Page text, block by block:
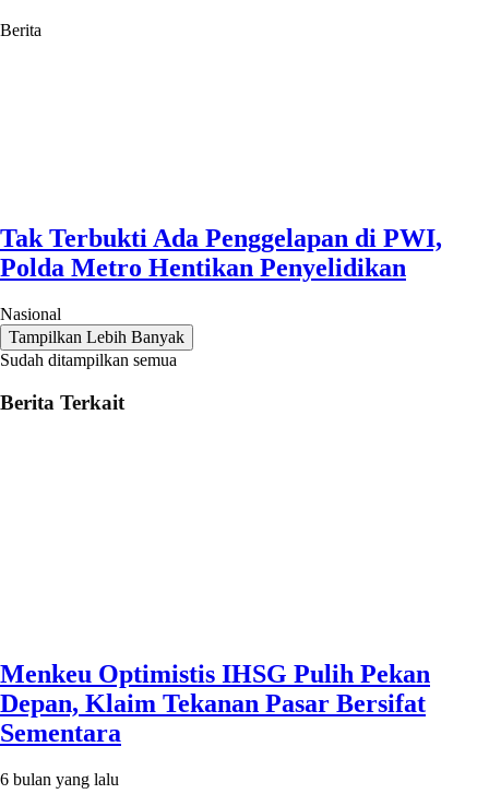
Berita
Tak Terbukti Ada Penggelapan di PWI,
Polda Metro Hentikan Penyelidikan
Nasional
Tampilkan Lebih Banyak
Sudah ditampilkan semua
Berita Terkait
Menkeu Optimistis IHSG Pulih Pekan
Depan, Klaim Tekanan Pasar Bersifat
Sementara
6 bulan yang lalu